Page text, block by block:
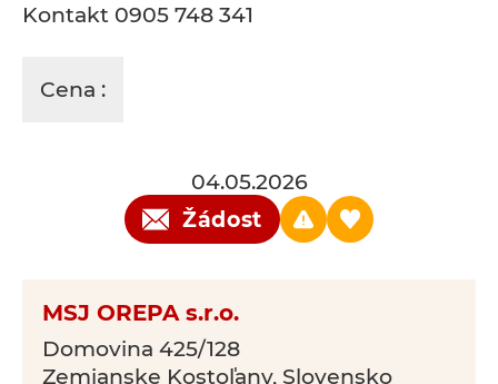
Kontakt 0905 748 341
Cena :
04.05.2026
Žádost
MSJ OREPA s.r.o.
Domovina 425/128
Zemianske Kostoľany, Slovensko